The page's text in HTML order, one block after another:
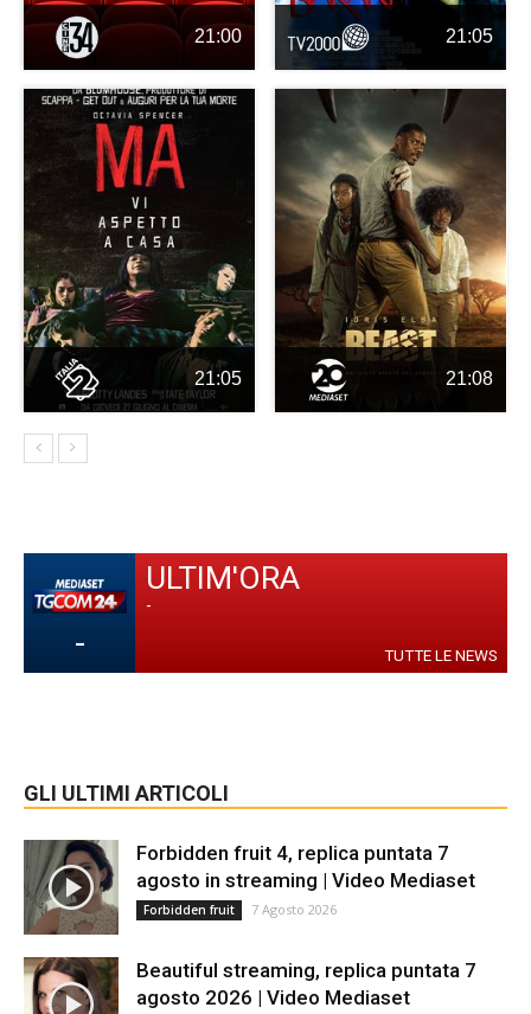
21:00 21:05
21:05 21:08
-
ULTIM'ORA
-
TUTTE LE NEWS
GLI ULTIMI ARTICOLI
Forbidden fruit 4, replica puntata 7
agosto in streaming | Video Mediaset
Forbidden fruit 7 Agosto 2026
Beautiful streaming, replica puntata 7
agosto 2026 | Video Mediaset